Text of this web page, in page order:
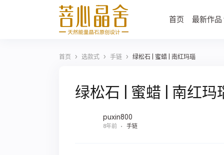
首页 最新作品
首页 › 选款式 › 手链 › 绿松石 | 蜜蜡 | 南红玛瑙
绿松石 | 蜜蜡 | 南红玛
puxin800
8年前 手链